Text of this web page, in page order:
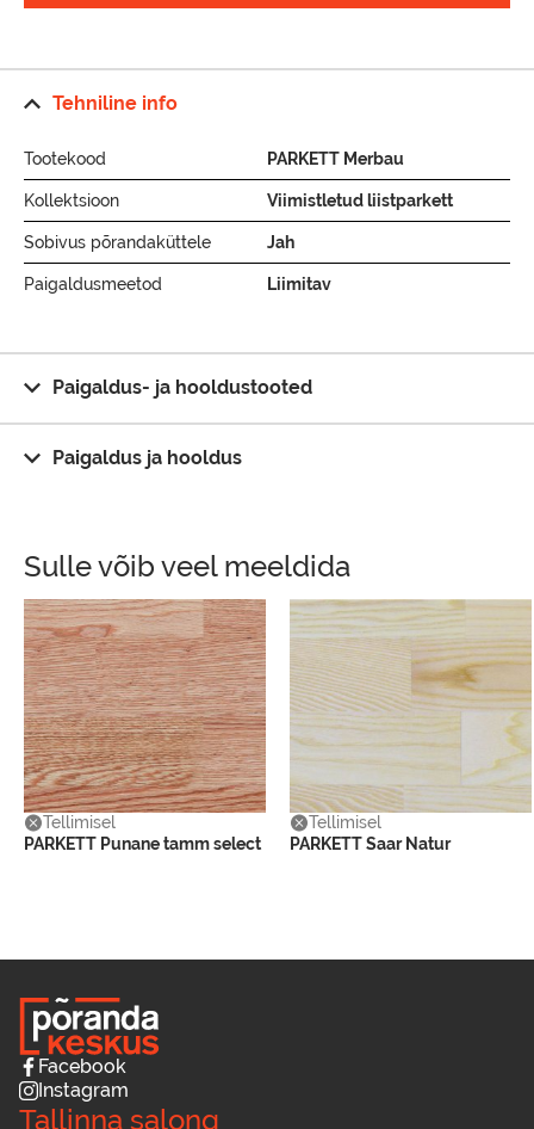
Tehniline info
Tootekood PARKETT Merbau
Kollektsioon Viimistletud liistparkett
Sobivus põrandaküttele Jah
Paigaldusmeetod Liimitav
Paigaldus- ja hooldustooted
Paigaldus ja hooldus
Sulle võib veel meeldida
Tellimisel
PARKETT Punane tamm select
Tellimisel
PARKETT Saar Natur
Facebook
Instagram
Tallinna salong